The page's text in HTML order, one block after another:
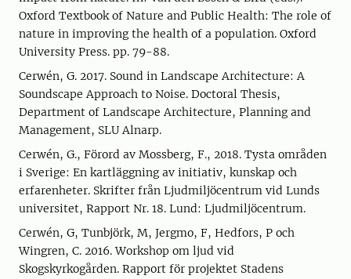
Oxford Textbook of Nature and Public Health: The role of
nature in improving the health of a population. Oxford
University Press. pp. 79-88.
Cerwén, G. 2017. Sound in Landscape Architecture: A
Soundscape Approach to Noise. Doctoral Thesis,
Department of Landscape Architecture, Planning and
Management, SLU Alnarp.
Cerwén, G., Förord av Mossberg, F., 2018. Tysta områden
i Sverige: En kartläggning av initiativ, kunskap och
erfarenheter. Skrifter från Ljudmiljöcentrum vid Lunds
universitet, Rapport Nr. 18. Lund: Ljudmiljöcentrum.
Cerwén, G, Tunbjörk, M, Jergmo, F, Hedfors, P och
Wingren, C. 2016. Workshop om ljud vid
Skogskyrkogården. Rapport för projektet Stadens